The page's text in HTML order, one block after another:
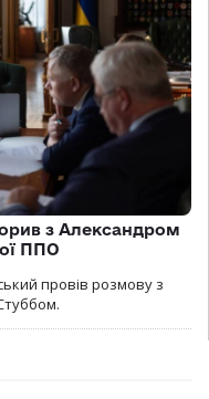
з Александром
ППО
провів розмову з